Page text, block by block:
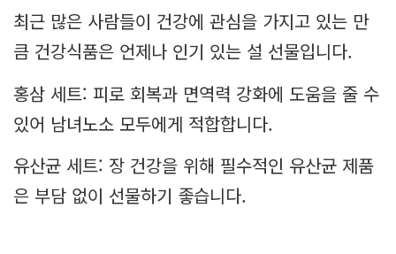
최근 많은 사람들이 건강에 관심을 가지고 있는 만
큼 건강식품은 언제나 인기 있는 설 선물입니다.
홍삼 세트: 피로 회복과 면역력 강화에 도움을 줄 수
있어 남녀노소 모두에게 적합합니다.
유산균 세트: 장 건강을 위해 필수적인 유산균 제품
은 부담 없이 선물하기 좋습니다.